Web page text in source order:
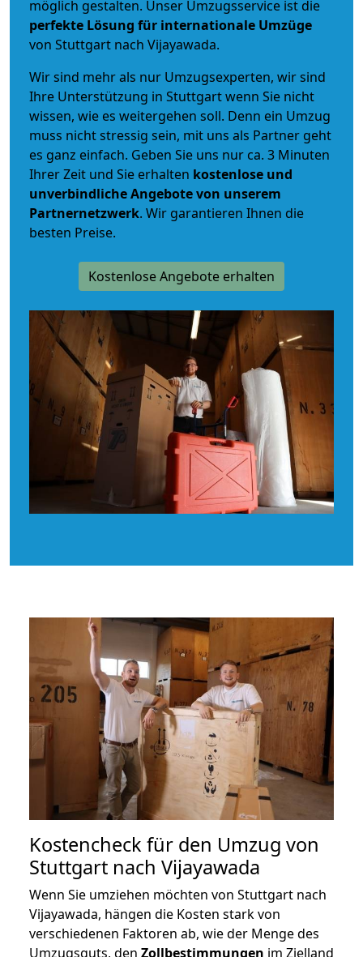
möglich gestalten. Unser Umzugsservice ist die
perfekte Lösung für internationale Umzüge
von Stuttgart nach Vijayawada.
Wir sind mehr als nur Umzugsexperten, wir sind
Ihre Unterstützung in Stuttgart wenn Sie nicht
wissen, wie es weitergehen soll. Denn ein Umzug
muss nicht stressig sein, mit uns als Partner geht
es ganz einfach. Geben Sie uns nur ca. 3 Minuten
Ihrer Zeit und Sie erhalten kostenlose und
unverbindlicheAngebote von unserem
Partnernetzwerk. Wir garantieren Ihnen die
besten Preise.
Kostenlose Angebote erhalten
Kostencheck für den Umzug von
Stuttgart nach Vijayawada
Wenn Sie umziehen möchten von Stuttgart nach
Vijayawada, hängen die Kosten stark von
verschiedenen Faktoren ab, wie der Menge des
Umzugsguts, den Zollbestimmungen im Zielland